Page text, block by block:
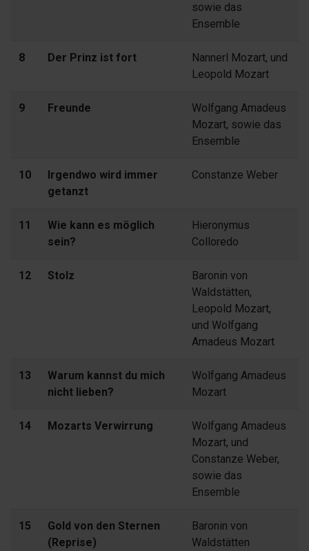
sowie das
Ensemble
8 Der Prinz ist fort
Nannerl Mozart, und
Leopold Mozart
9 Freunde
Wolfgang Amadeus
Mozart, sowie das
Ensemble
10
Irgendwo wird immer
getanzt
Constanze Weber
11
Wie kann es möglich
sein?
Hieronymus
Colloredo
12 Stolz
Baronin von
Waldstätten,
Leopold Mozart,
und Wolfgang
Amadeus Mozart
13
Warum kannst du mich
nicht lieben?
Wolfgang Amadeus
Mozart
14 Mozarts Verwirrung
Wolfgang Amadeus
Mozart, und
Constanze Weber,
sowie das
Ensemble
15
Gold von den Sternen
(Reprise)
Baronin von
Waldstätten